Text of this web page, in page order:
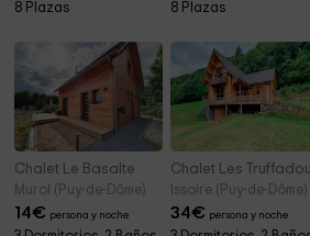
8 Plazas
8 Plazas
Chalet Le Basalte
Murol (Puy-de-Dôme)
14€ persona y noche
Chalet Les
Issoire (Puy-de-Dôme)
34€ persona y noche